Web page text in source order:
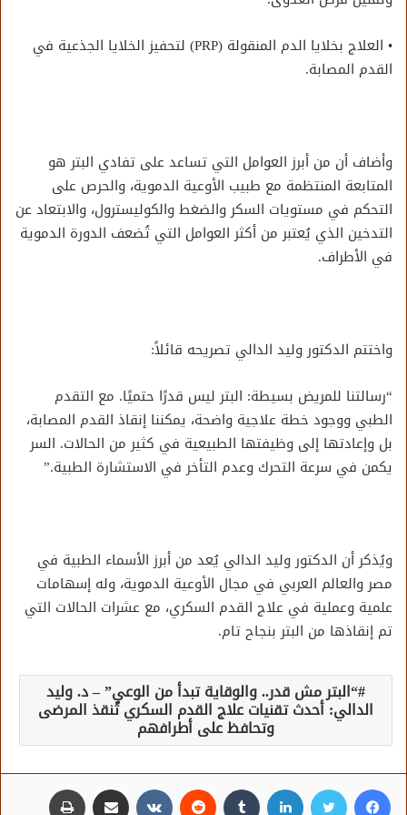
• العلاج بخلايا الدم المنقولة (PRP) لتحفيز الخلايا الجذعية في
القدم المصابة.
وأضاف أن من أبرز العوامل التي تساعد على تفادي البتر هو
المتابعة المنتظمة مع طبيب الأوعية الدموية، والحرص على
التحكم في مستويات السكر والضغط والكوليسترول، والابتعاد عن
التدخين الذي يُعتبر من أكثر العوامل التي تُضعف الدورة الدموية
في الأطراف.
واختتم الدكتور وليد الدالي تصريحه قائلاً:
“رسالتنا للمريض بسيطة: البتر ليس قدرًا حتميًا. مع التقدم
الطبي ووجود خطة علاجية واضحة، يمكننا إنقاذ القدم المصابة،
بل وإعادتها إلى وظيفتها الطبيعية في كثير من الحالات. السر
يكمن في سرعة التحرك وعدم التأخر في الاستشارة الطبية.”
ويُذكر أن الدكتور وليد الدالي يُعد من أبرز الأسماء الطبية في
مصر والعالم العربي في مجال الأوعية الدموية، وله إسهامات
علمية وعملية في علاج القدم السكري، مع عشرات الحالات التي
تم إنقاذها من البتر بنجاح تام.
“البتر مش قدر.. والوقاية تبدأ من الوعي” – د. وليد
الدالي: أحدث تقنيات علاج القدم السكري تُنقذ المرضى
وتحافظ على أطرافهم
فيسبوك تويتر لينكدإن مشاركة عبر البريد